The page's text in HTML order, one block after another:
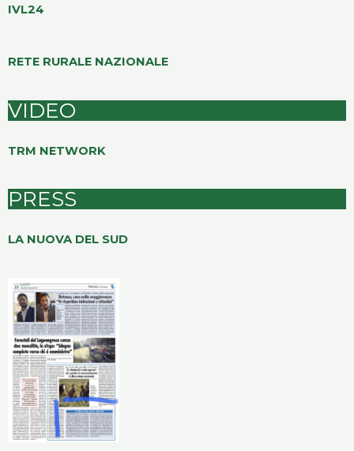
IVL24
RETE RURALE NAZIONALE
VIDEO
TRM NETWORK
PRESS
LA NUOVA DEL SUD